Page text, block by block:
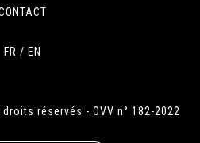
FR / EN
réservés - OVV n° 182-2022